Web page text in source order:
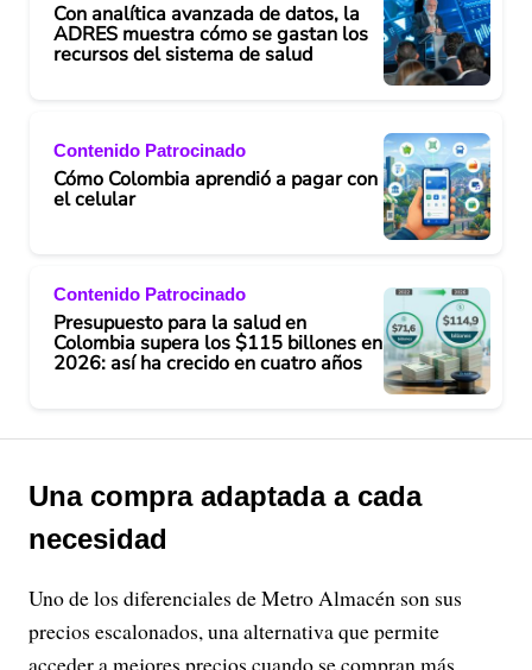
Con analítica avanzada de datos, la
ADRES muestra cómo se gastan los
recursos del sistema de salud
Contenido Patrocinado
Cómo Colombia aprendió a pagar con
el celular
Contenido Patrocinado
Presupuesto para la salud en
Colombia supera los $115 billones en
2026: así ha crecido en cuatro años
Una compra adaptada a cada
necesidad
Uno de los diferenciales de Metro Almacén son sus
precios escalonados, una alternativa que permite
acceder a mejores precios cuando se compran más